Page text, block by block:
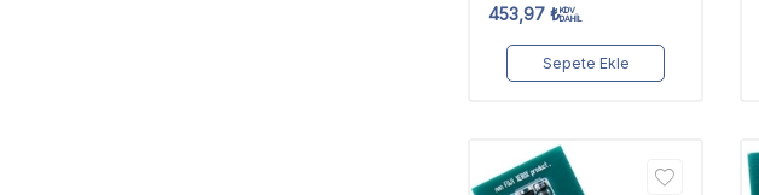
453,97 ₺KDV
DAHİL
Sepete Ekle